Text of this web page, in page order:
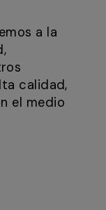
a la
calidad,
el medio